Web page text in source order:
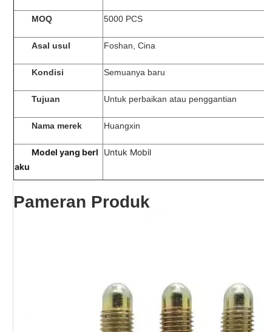
MOQ 5000 PCS
Asal usul Foshan, Cina
Kondisi Semuanya baru
Tujuan Untuk perbaikan atau penggantian
Nama merek Huangxin
Model yang berl
aku
Untuk Mobil
Pameran Produk